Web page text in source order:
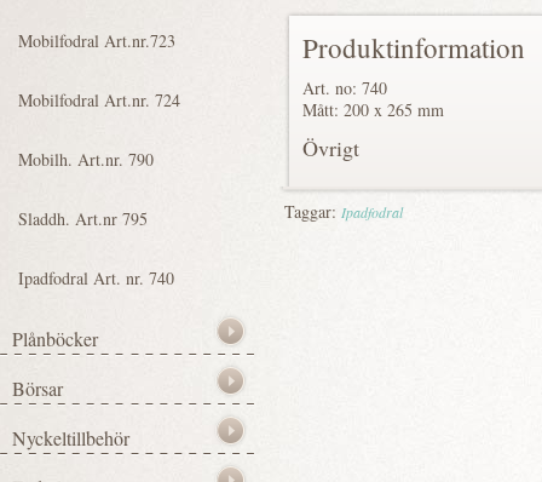
Produktinformation
Art. no: 740
Mått: 200 x 265 mm
Övrigt
Taggar: Ipadfodral